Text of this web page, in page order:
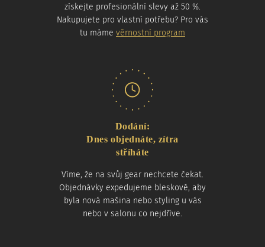
získejte profesionální slevy až 50 %.
Nakupujete pro vlastní potřebu? Pro vás
tu máme věrnostní program
Dodání:
Dnes objednáte, zítra
stříháte
Víme, že na svůj gear nechcete čekat.
Objednávky expedujeme bleskově, aby
byla nová mašina nebo styling u vás
nebo v salonu co nejdříve.